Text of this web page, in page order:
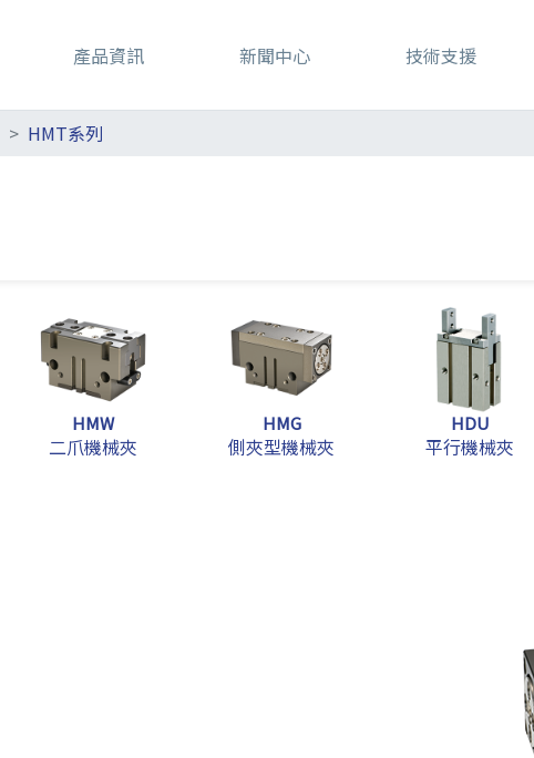
產品資訊 新聞中心 技術支援
HMT系列
HMW
二爪機械夾
HMG
側夾型機械夾
HDU
平行機械夾